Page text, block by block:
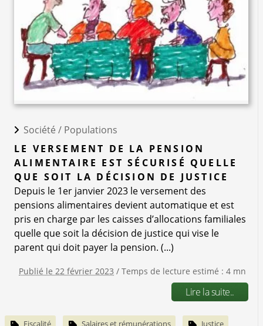
Société / Populations
LE VERSEMENT DE LA PENSION
ALIMENTAIRE EST SÉCURISÉ QUELLE
QUE SOIT LA DÉCISION DE JUSTICE
Depuis le 1er janvier 2023 le versement des
pensions alimentaires devient automatique et est
pris en charge par les caisses d’allocations familiales
quelle que soit la décision de justice qui vise le
parent qui doit payer la pension. (...)
Publié le 22 février 2023 / Temps de lecture estimé : 4 mn
Lire la suite..
Fiscalité Salaires et rémunérations Justice